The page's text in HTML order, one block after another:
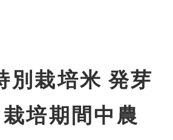
別栽培米 発芽
培期間中農